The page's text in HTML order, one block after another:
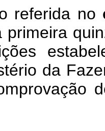
referida no
primeira
da